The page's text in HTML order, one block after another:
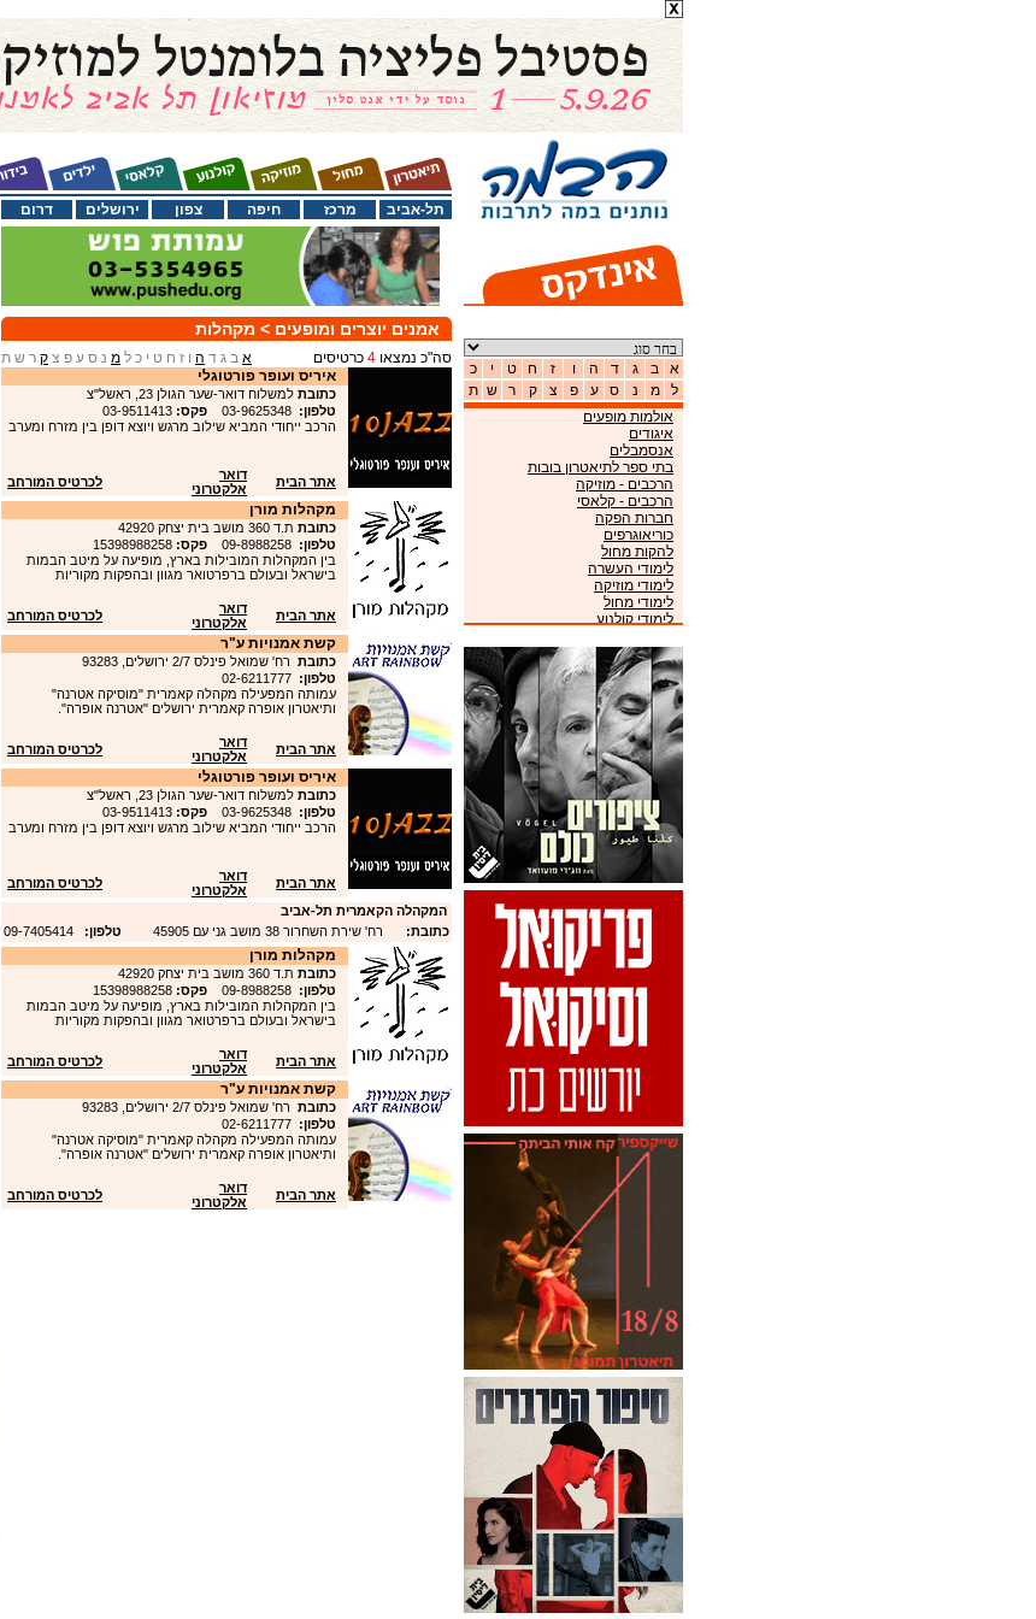
דרום ירושלים צפון חיפה מרכז תל-אביב
אמנים יוצרים ומופעים > מקהלות
א ב ג ד ה ו ז ח ט י כ ל מ נ ס ע פ צ ק ר ש ת סה"כ נמצאו 4 כרטיסים
איריס ועופר פורטוגלי
כתובת למשלוח דואר-שער הגולן 23, ראשל"צ
טלפון: 03-9625348 פקס: 03-9511413
הרכב ייחודי המביא שילוב מרגש ויוצא דופן בין מזרח ומערב
אתר הבית
דואר
אלקטרוני
לכרטיס המורחב
מקהלות מורן
כתובת ת.ד 360 מושב בית יצחק 42920
טלפון: 09-8988258 פקס: 15398988258
בין המקהלות המובילות בארץ, מופיעה על מיטב הבמות
בישראל ובעולם ברפרטואר מגוון ובהפקות מקוריות
אתר הבית
דואר
אלקטרוני
לכרטיס המורחב
קשת אמנויות ע"ר
כתובת רח' שמואל פינלס 2/7 ירושלים, 93283
טלפון: 02-6211777
עמותה המפעילה מקהלה קאמרית "מוסיקה אטרנה"
ותיאטרון אופרה קאמרית ירושלים "אטרנה אופרה".
אתר הבית
דואר
אלקטרוני
לכרטיס המורחב
איריס ועופר פורטוגלי
כתובת למשלוח דואר-שער הגולן 23, ראשל"צ
טלפון: 03-9625348 פקס: 03-9511413
הרכב ייחודי המביא שילוב מרגש ויוצא דופן בין מזרח ומערב
אתר הבית
דואר
אלקטרוני
לכרטיס המורחב
המקהלה הקאמרית תל-אביב
כתובת:
רח' שירת השחרור 38 מושב גני עם 45905 טלפון: 09-7405414
מקהלות מורן
כתובת ת.ד 360 מושב בית יצחק 42920
טלפון: 09-8988258 פקס: 15398988258
בין המקהלות המובילות בארץ, מופיעה על מיטב הבמות
בישראל ובעולם ברפרטואר מגוון ובהפקות מקוריות
אתר הבית
דואר
אלקטרוני
לכרטיס המורחב
קשת אמנויות ע"ר
כתובת רח' שמואל פינלס 2/7 ירושלים, 93283
טלפון: 02-6211777
עמותה המפעילה מקהלה קאמרית "מוסיקה אטרנה"
ותיאטרון אופרה קאמרית ירושלים "אטרנה אופרה".
אתר הבית
דואר
אלקטרוני
לכרטיס המורחב
כ י ט ח ז ו ה ד ג ב
א
ת ש ר ק צ פ ע ס נ מ
ל
אולמות מופעים
איגודים
אנסמבלים
בתי ספר לתיאטרון בובות
הרכבים - מוזיקה
הרכבים - קלאסי
חברות הפקה
כוריאוגרפים
להקות מחול
לימודי העשרה
לימודי מוזיקה
לימודי מחול
לימודי קולנוע
מוזיאונים
מועדונים
מקהלות
מרכזי מוזיקה
ניהול אמנים
סינמטקים
פסטיבלים
קונסרבטוריונים
תזמורות
תיאטראות
תיאטרוני ילדים